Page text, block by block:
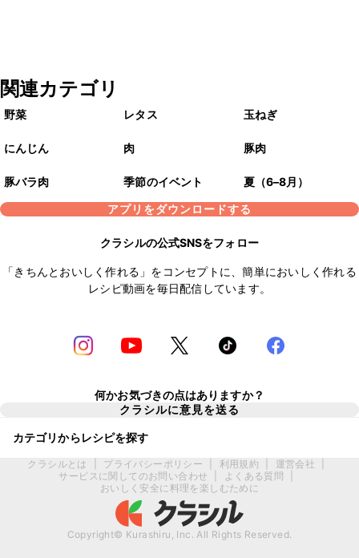
関連カテゴリ
野菜 レタス 玉ねぎ
にんじん 肉 豚肉
豚バラ肉 季節のイベント
夏（6–8月）
アプリをダウンロードする
クラシルの公式SNSをフォロー
「きちんとおいしく作れる」をコンセプトに、簡単においしく作れる
レシピ動画を毎日配信しています。
何かお気づきの点はありますか？
クラシルに意見を送る
カテゴリからレシピを探す
クラシルとは プライバシーポリシー 利用規約 運営会社
サービスに関してのお問い合わせ
よくある質問
おいしく安全に料理を楽しむために
Copyright© Kurashiru, Inc. All Rights Reserved.